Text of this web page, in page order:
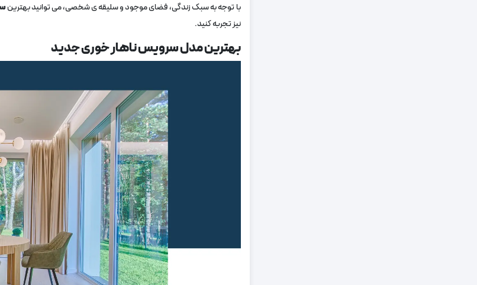
با توجه به سبک زندگی، فضای موجود و سلیقه‌ ی شخصی، می ‌توانید بهترین
نیز تجربه کنید.
بهترین مدل سرویس ناهار خوری جدید